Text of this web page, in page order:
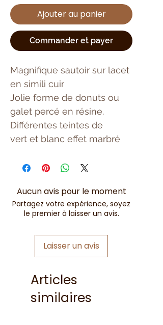
Ajouter au panier
Commander et payer
Magnifique sautoir sur lacet
en simili cuir
Jolie forme de donuts ou
galet percé en résine.
Différentes teintes de
vert et blanc effet marbré
Aucun avis pour le moment
Partagez votre expérience, soyez
le premier à laisser un avis.
Laisser un avis
Articles
similaires